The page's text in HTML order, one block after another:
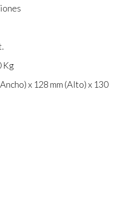
Kg
x 128 mm (Alto) x 130